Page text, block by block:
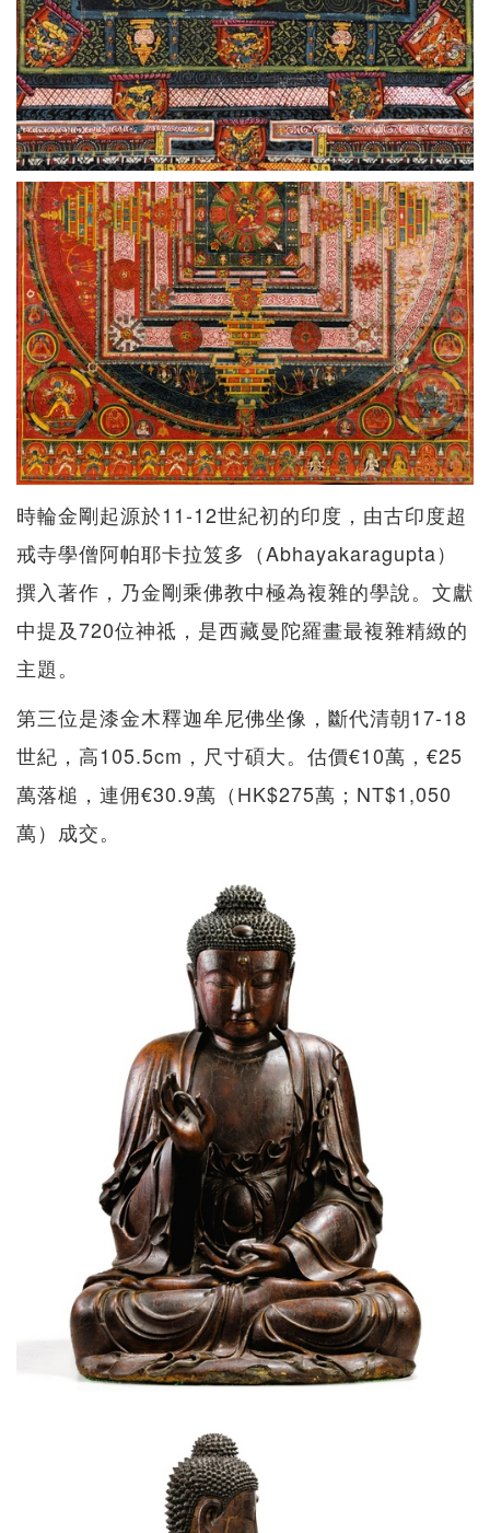
時輪金剛起源於11-12世紀初的印度，由古印度超
戒寺學僧阿帕耶卡拉笈多（Abhayakaragupta）
撰入著作，乃金剛乘佛教中極為複雜的學說。文獻
中提及720位神祗，是西藏曼陀羅畫最複雜精緻的
主題。
第三位是漆金木釋迦牟尼佛坐像，斷代清朝17-18
世紀，高105.5cm，尺寸碩大。估價€10萬，€25
萬落槌，連佣€30.9萬（HK$275萬；NT$1,050
萬）成交。